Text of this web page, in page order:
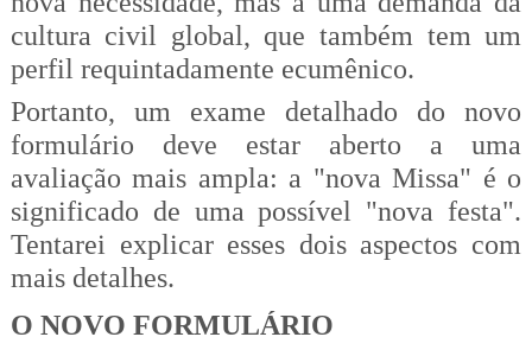
cultura civil global, que também tem um
perfil requintadamente ecumênico.
Portanto, um exame detalhado do novo
formulário deve estar aberto a uma
avaliação mais ampla: a "nova Missa" é o
significado de uma possível "nova festa".
Tentarei explicar esses dois aspectos com
mais detalhes.
O NOVO FORMULÁRIO